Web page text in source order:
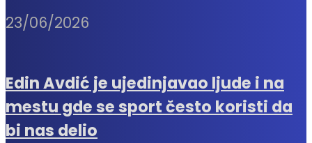
23/06/2026
Edin Avdić je ujedinjavao ljude i na
mestu gde se sport često koristi da
bi nas delio